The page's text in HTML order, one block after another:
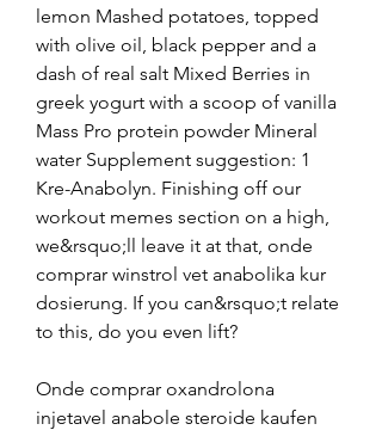
lemon Mashed potatoes, topped
with olive oil, black pepper and a
dash of real salt Mixed Berries in
greek yogurt with a scoop of vanilla
Mass Pro protein powder Mineral
water Supplement suggestion: 1
Kre-Anabolyn. Finishing off our
workout memes section on a high,
we&rsquo;ll leave it at that, onde
comprar winstrol vet anabolika kur
dosierung. If you can&rsquo;t relate
to this, do you even lift?
Onde comprar oxandrolona
injetavel anabole steroide kaufen